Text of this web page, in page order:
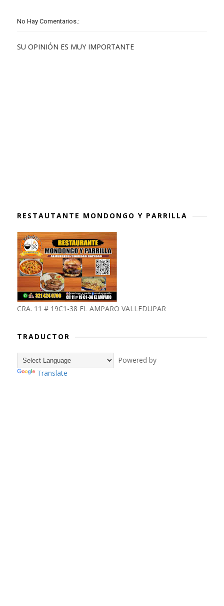
No Hay Comentarios.:
SU OPINIÓN ES MUY IMPORTANTE
RESTAUTANTE MONDONGO Y PARRILLA
CRA. 11 # 19C1-38 EL AMPARO VALLEDUPAR
TRADUCTOR
Powered by
Translate